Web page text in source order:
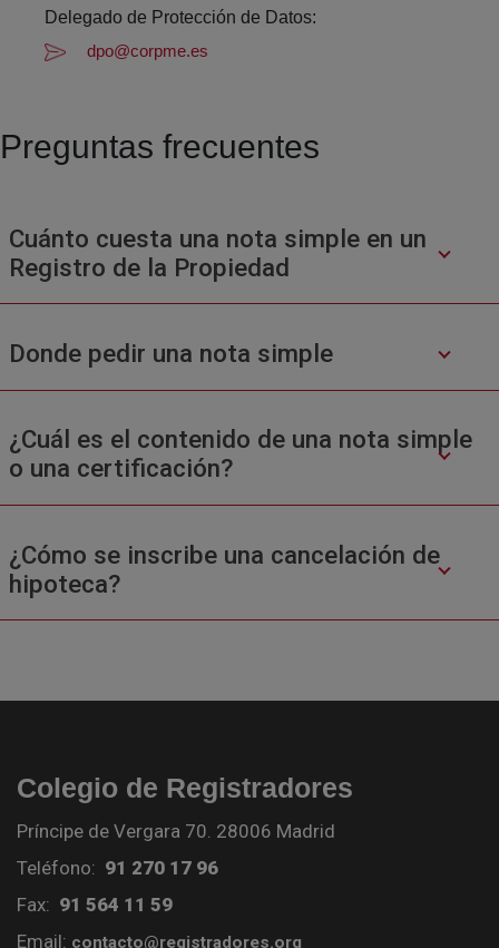
Delegado de Protección de Datos:
dpo@corpme.es
Preguntas frecuentes
Cuánto cuesta una nota simple en un
Registro de la Propiedad
Donde pedir una nota simple
¿Cuál es el contenido de una nota simple
o una certificación?
¿Cómo se inscribe una cancelación de
hipoteca?
Colegio de Registradores
Príncipe de Vergara 70. 28006 Madrid
Teléfono: 91 270 17 96
Fax: 91 564 11 59
Email: contacto@registradores.org